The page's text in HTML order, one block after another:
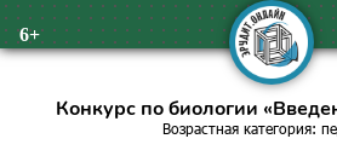
6+
Конкурс по биологии
Возрастная категория: